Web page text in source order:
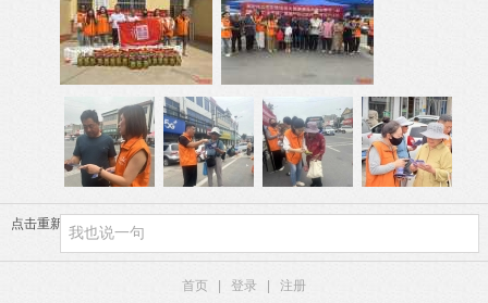
点击重新加载
首页 登录
注册